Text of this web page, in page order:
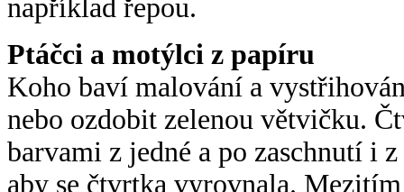
například řepou.
Ptáčci a motýlci z papíru
Koho baví malování a
nebo ozdobit zelenou větvičku.
barvami z jedné a po zaschnutí i
aby se čtvrtka vyrovnala.